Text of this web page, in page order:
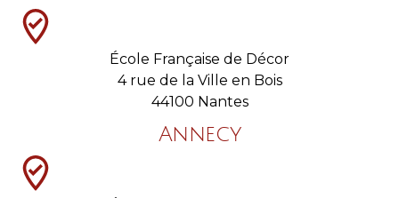
École Française de Décor
4 rue de la Ville en Bois
44100 Nantes
Annecy